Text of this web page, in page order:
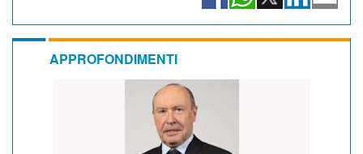
APPROFONDIMENTI